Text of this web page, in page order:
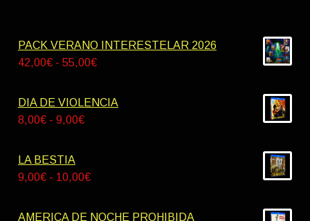
PACK VERANO INTERESTELAR 2026
42,00€ - 55,00€Rango
precios:
DIA DE VIOLENCIA
8,00€ - 9,00€Rango
desde
LA BESTIA
9,00€ - 10,00€Rango
precios:
AMERICA DE NOCHE PROHIBIDA